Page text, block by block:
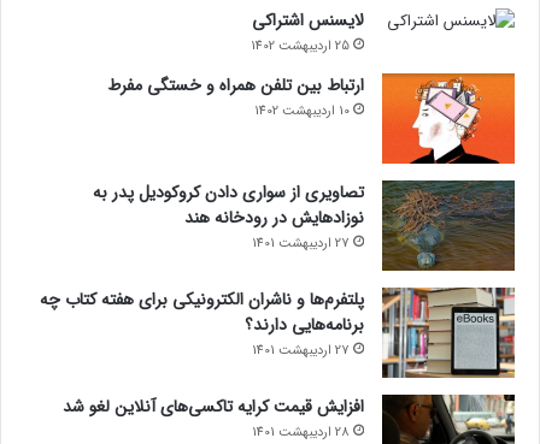
لایسنس اشتراکی
25 اردیبهشت 1402
ارتباط بین تلفن همراه و خستگی مفرط
10 اردیبهشت 1402
تصاویری از سواری دادن کروکودیل پدر به
نوزادهایش در رودخانه هند
27 اردیبهشت 1401
پلتفرم‌ها و ناشران الکترونیکی برای هفته کتاب چه
برنامه‌هایی دارند؟
27 اردیبهشت 1401
افزایش قیمت کرایه تاکسی‌های آنلاین لغو شد
28 اردیبهشت 1401